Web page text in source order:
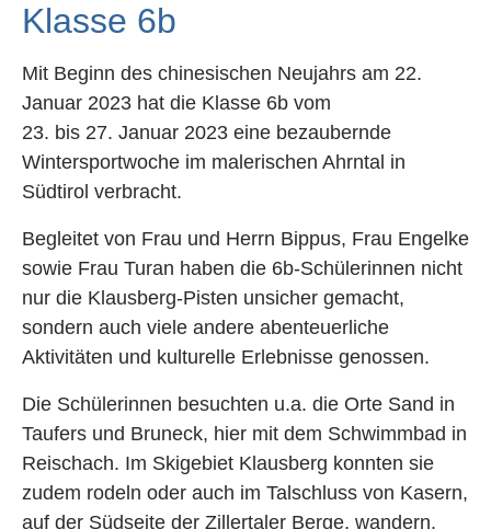
Klasse 6b
Mit Beginn des chinesischen Neujahrs am 22.
Januar 2023 hat die Klasse 6b vom
23. bis 27. Januar 2023 eine bezaubernde
Wintersportwoche im malerischen Ahrntal in
Südtirol verbracht.
Begleitet von Frau und Herrn Bippus, Frau Engelke
sowie Frau Turan haben die 6b-Schülerinnen nicht
nur die Klausberg-Pisten unsicher gemacht,
sondern auch viele andere abenteuerliche
Aktivitäten und kulturelle Erlebnisse genossen.
Die Schülerinnen besuchten u.a. die Orte Sand in
Taufers und Bruneck, hier mit dem Schwimmbad in
Reischach. Im Skigebiet Klausberg konnten sie
zudem rodeln oder auch im Talschluss von Kasern,
auf der Südseite der Zillertaler Berge, wandern.